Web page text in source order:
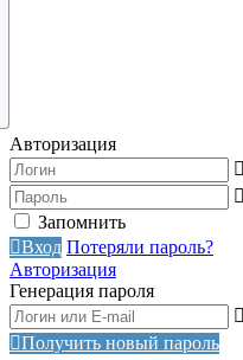
Авторизация
Запомнить
Вход Потеряли пароль?
Авторизация
Генерация пароля
Получить новый пароль